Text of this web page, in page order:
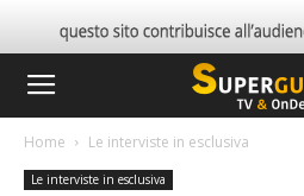
Home Le interviste in esclusiva
Le interviste in esclusiva